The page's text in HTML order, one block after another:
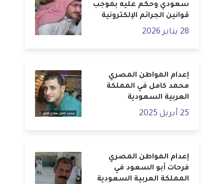
سعودي وحكم عليه بموجب
قوانين الجرائم الإلكترونية
28 يناير 2026
إعدام المواطن المصري
محمد كامل في المملكة
العربية السعودية
25 أبريل 2025
إعدام المواطن المصري
فرحات أبو السعود في
المملكة العربية السعودية